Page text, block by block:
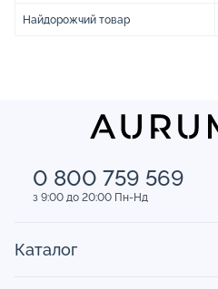
Найдорожчий товар
0 800 759 569
з 9:00 до 20:00 Пн-Нд
Каталог